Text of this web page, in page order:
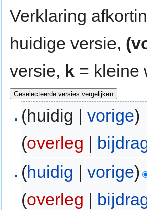
Verklaring
huidige versie,
versie, k = kleine
(huidig |vorige)
(overleg |
(huidig |vorige)
(overleg